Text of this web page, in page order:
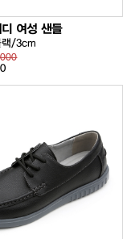
여성 샌들
랙/3cm